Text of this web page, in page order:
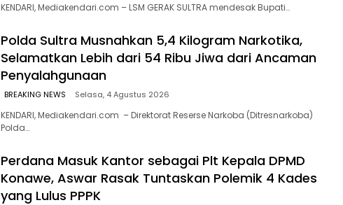
KENDARI, Mediakendari.com – LSM GERAK SULTRA mendesak Bupati…
Polda Sultra Musnahkan 5,4 Kilogram Narkotika,
Selamatkan Lebih dari 54 Ribu Jiwa dari Ancaman
Penyalahgunaan
BREAKING NEWS Selasa, 4 Agustus 2026
KENDARI, Mediakendari.com – Direktorat Reserse Narkoba (Ditresnarkoba)
Polda…
Perdana Masuk Kantor sebagai Plt Kepala DPMD
Konawe, Aswar Rasak Tuntaskan Polemik 4 Kades
yang Lulus PPPK